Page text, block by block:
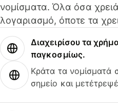
νομίσματα. Όλα όσα
λογαριασμό, όποτε τα
Διαχειρίσου τα
παγκοσμίως.
Κράτα τα νομίσματά
σημείο και